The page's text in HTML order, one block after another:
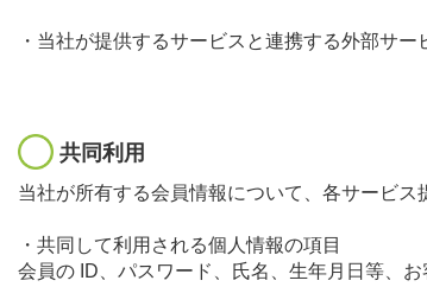
・当社が提供するサービスと連携する外部サ
共同利用
当社が所有する会員情報について、各サービス
・共同して利用される個人情報の項目
会員の ID、パスワード、氏名、生年月日等、